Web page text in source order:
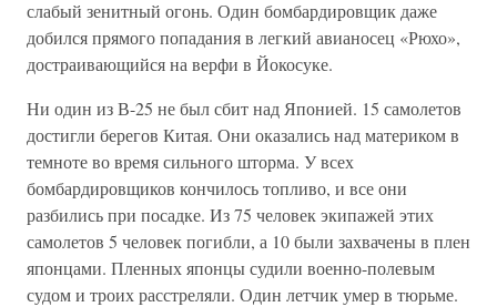
слабый зенитный огонь. Один бомбардировщик даже
добился прямого попадания в легкий авианосец «Рюхо»,
достраивающийся на верфи в Йокосуке.
Ни один из В-25 не был сбит над Японией. 15 самолетов
достигли берегов Китая. Они оказались над материком в
темноте во время сильного шторма. У всех
бомбардировщиков кончилось топливо, и все они
разбились при посадке. Из 75 человек экипажей этих
самолетов 5 человек погибли, а 10 были захвачены в плен
японцами. Пленных японцы судили военно-полевым
судом и троих расстреляли. Один летчик умер в тюрьме.